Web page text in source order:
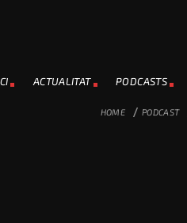
ACTUALITAT PODCASTS
HOME / PODCAST